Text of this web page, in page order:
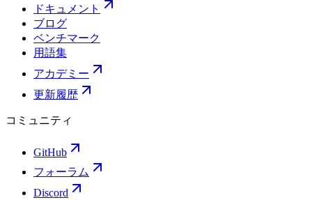
ドキュメント
ブログ
ベンチマーク
用語集
アカデミー
更新履歴
コミュニティ
GitHub
フォーラム
Discord